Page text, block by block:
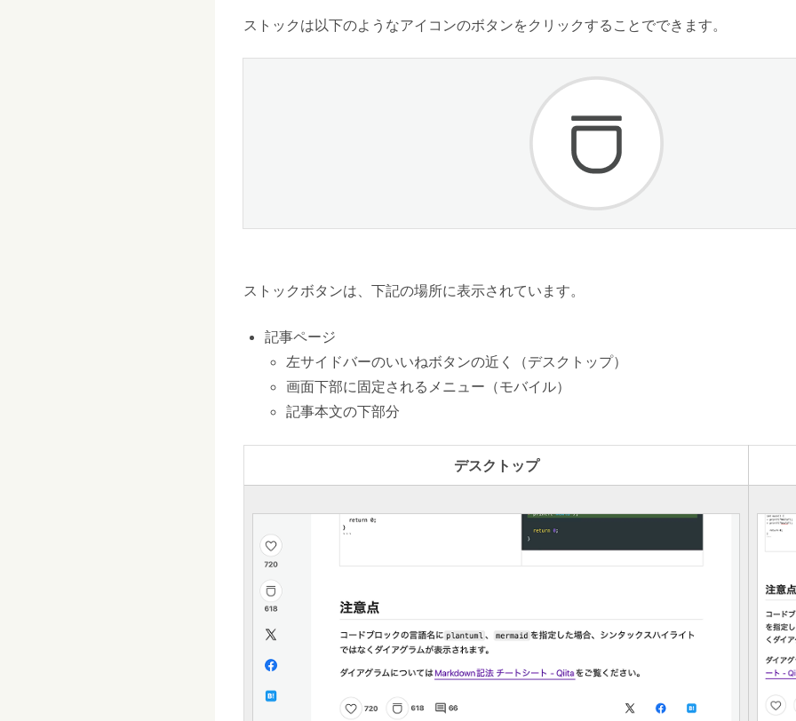
ストックは以下のようなアイコンのボタンをクリックすることでできます。
ストックボタンは、下記の場所に表示されています。
記事ページ
左サイドバーのいいねボタンの近く（デスクトップ）
画面下部に固定されるメニュー（モバイル）
記事本文の下部分
デスクトップ